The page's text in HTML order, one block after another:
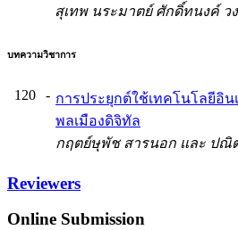
สุเทพ นระมาตย์ ศักดิ์ทนงค์ ว
บทความวิชาการ
120 - การประยุกต์ใช้เทคโนโลยีอิ
พลเมืองดิจิทัล
กฤตย์ษุพัช สารนอก และ ป
Reviewers
Online Submission